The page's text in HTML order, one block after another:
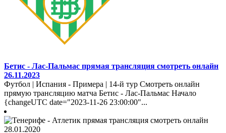
Бетис - Лас-Пальмас прямая трансляция смотреть онлайн
26.11.2023
Футбол | Испания - Примера | 14-й тур Смотреть онлайн
прямую трансляцию матча Бетис - Лас-Пальмас Начало
{changeUTC date="2023-11-26 23:00:00"...